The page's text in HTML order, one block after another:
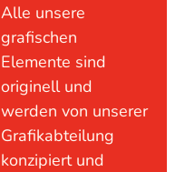
Alle unsere
grafischen
Elemente sind
originell und
werden von unserer
Grafikabteilung
konzipiert und